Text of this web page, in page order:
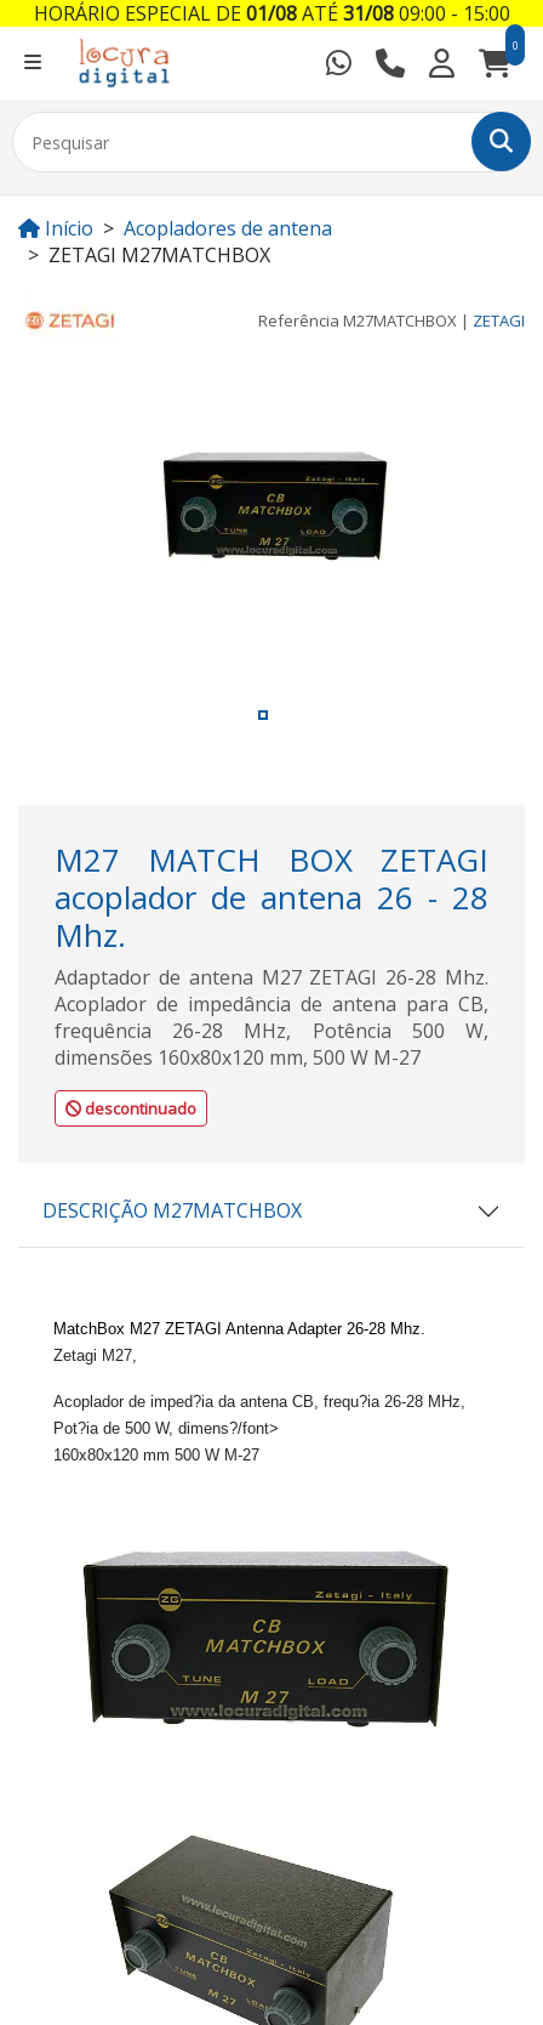
0
Início
Acopladores de antena
ZETAGI M27MATCHBOX
Referência M27MATCHBOX | ZETAGI
M27 MATCH BOX ZETAGI
acoplador de antena 26 - 28
Mhz.
Adaptador de antena M27 ZETAGI 26-28 Mhz.
Acoplador de impedância de antena para CB,
frequência 26-28 MHz, Potência 500 W,
dimensões 160x80x120 mm, 500 W M-27
descontinuado
DESCRIÇÃO M27MATCHBOX
MatchBox M27 ZETAGI Antenna Adapter 26-28 Mhz.
Zetagi M27,
Acoplador de imped?ia da antena CB, frequ?ia 26-28 MHz,
Pot?ia de 500 W, dimens?/font>
160x80x120 mm 500 W M-27
HORÁRIO ESPECIAL DE01/08ATÉ31/0809:00 - 15:00